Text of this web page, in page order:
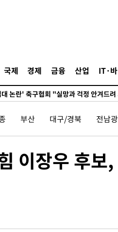
국제 경제 금융 산업 IT·
안게임서 '홈팀' 일본과 한일전
터보트 전복…1명 사망·1명 실종
접대 논란 사과…쇄신의 기회로 삼겠다"
동해안 최대 150㎜ 비
늘어…누적 환자 3000명 돌파
물폭탄…도로 잠기고 담벼락 붕괴
다 실종 60대, 닷새 만에 숨진 채 발견
안게임서 '홈팀' 일본과 한일전
터보트 전복…1명 사망·1명 실종
접대 논란 사과…쇄신의 기회로 삼겠다"
부산 대구/경북 전남
이장우 후